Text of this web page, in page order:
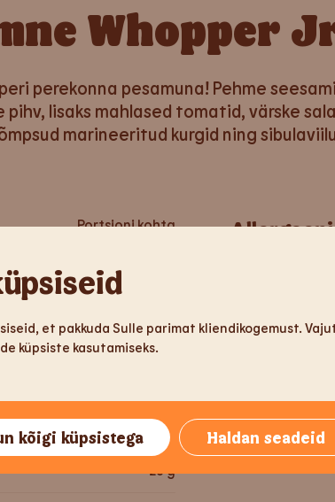
et pakkuda Sulle parimat kliendikogemust.
küpsiste kasutamiseks.
kõigi küpsistega Haldan seadeid
Whopper
perekonna pesamuna! Pehme
lisaks mahlased tomatid, värske
marineeritud kurgid ning
Portsjoni kohta
320,8 kcal
15,2g